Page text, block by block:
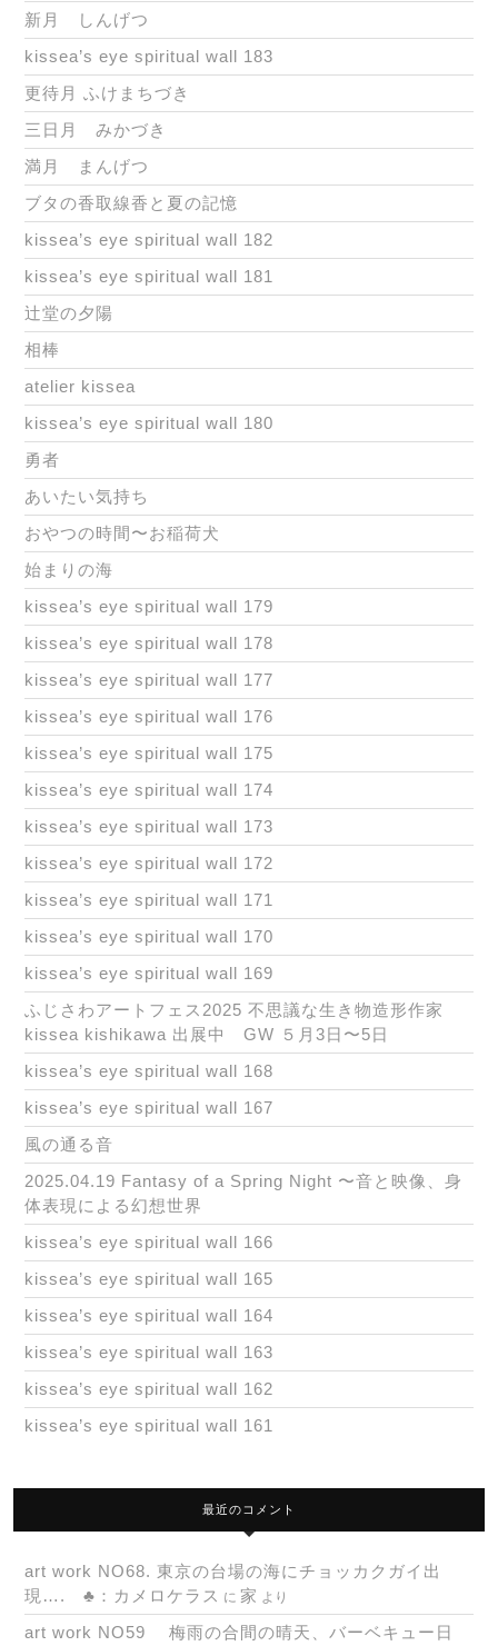
新月 しんげつ
kissea’s eye spiritual wall 183
更待月 ふけまちづき
三日月 みかづき
満月 まんげつ
ブタの香取線香と夏の記憶
kissea’s eye spiritual wall 182
kissea’s eye spiritual wall 181
辻堂の夕陽
相棒
atelier kissea
kissea’s eye spiritual wall 180
勇者
あいたい気持ち
おやつの時間〜お稲荷犬
始まりの海
kissea’s eye spiritual wall 179
kissea’s eye spiritual wall 178
kissea’s eye spiritual wall 177
kissea’s eye spiritual wall 176
kissea’s eye spiritual wall 175
kissea’s eye spiritual wall 174
kissea’s eye spiritual wall 173
kissea’s eye spiritual wall 172
kissea’s eye spiritual wall 171
kissea’s eye spiritual wall 170
kissea’s eye spiritual wall 169
ふじさわアートフェス2025 不思議な生き物造形作家
kissea kishikawa 出展中 GW ５月3日〜5日
kissea’s eye spiritual wall 168
kissea’s eye spiritual wall 167
風の通る音
2025.04.19 Fantasy of a Spring Night 〜音と映像、身
体表現による幻想世界
kissea’s eye spiritual wall 166
kissea’s eye spiritual wall 165
kissea’s eye spiritual wall 164
kissea’s eye spiritual wall 163
kissea’s eye spiritual wall 162
kissea’s eye spiritual wall 161
最近のコメント
art work NO68. 東京の台場の海にチョッカクガイ出
現…. ♣：カメロケラス に 家 より
art work NO59 梅雨の合間の晴天、バーベキュー日